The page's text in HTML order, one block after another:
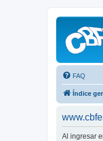
FAQ
Índice
Al ingresar